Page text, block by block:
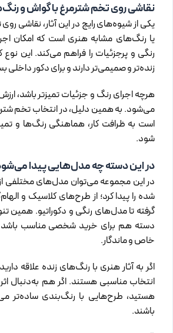
نقاشی روی تخم شترمرغ با گواش و
یکی از شیوه‌های رایج در این آثار، نقاشی
یا رنگ‌های مشابه هنری است که امکان
رنگی و پرجزئیات را فراهم می‌کند. این نوع
زنده‌تر و صمیمی‌تر دارند و برای دکور
هرچه اجرای رنگ و جزئیات تمیزتر باشد،
می‌شود. به همین دلیل، در انتخاب تخم
است به ظرافت کار، هماهنگی رنگ‌ها و
شود.
در این دسته چه مدل‌هایی پیدا
در این مجموعه می‌توان مدل‌های مختلفی
شده را پیدا کرد؛ از طرح‌های کلاسیک و
گرفته تا مدل‌های رنگی و دکوراتیو. همین
دسته هم برای خرید شخصی مناسب
خاص و ماندگار.
اگر به آثار هنری با رنگ‌های زنده علاقه
انتخاب مناسبی هستند. اگر هم به‌دنبال
هستید، طرح‌هایی با رنگ‌بندی ساده‌تر
باشند.